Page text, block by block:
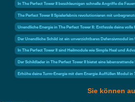
In The Perfect Tower II beschleunigen schnelle Angriffe die
The Perfect Tower II Spielerlebnis revolutionieren mit
Unendliche Energie in The Perfect Tower II: Entfessle deine
Der Unendliche Schild ist ein unverzichtbares Defensivmodul
In The Perfect Tower II sind Heilmodule wie Simple Heal und
Der Schildlader in The Perfect Tower II bietet eine
Erhöhe deine Turm-Energie mit dem Energie Auffüllen Modul
Sie können